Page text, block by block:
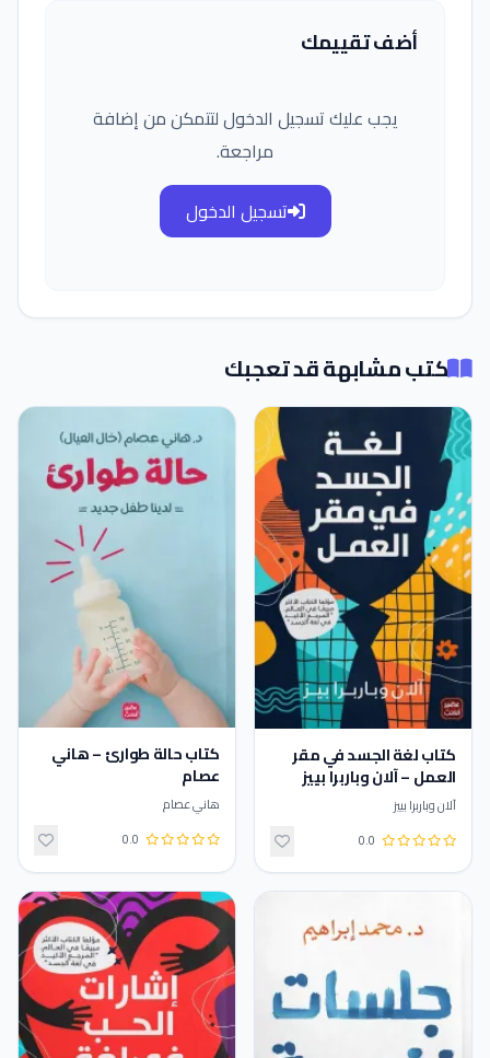
أضف تقييمك
يجب عليك تسجيل الدخول لتتمكن من إضافة
مراجعة.
تسجيل الدخول
كتب مشابهة قد تعجبك
كتاب لغة الجسد في مقر
العمل – آلان وباربرا بييز
آلان وباربرا بييز
0.0
كتاب حالة طوارئ – هاني
عصام
هاني عصام
0.0